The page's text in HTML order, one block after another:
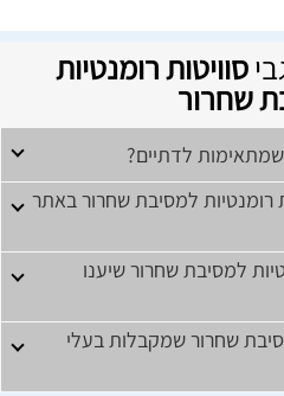
סוויטות רומנטיות
שחרור
שמתאימות לדתיים?
רומנטיות למסיבת שחרור באתר
למסיבת שחרור שיענו
שחרור שמקבלות בעלי